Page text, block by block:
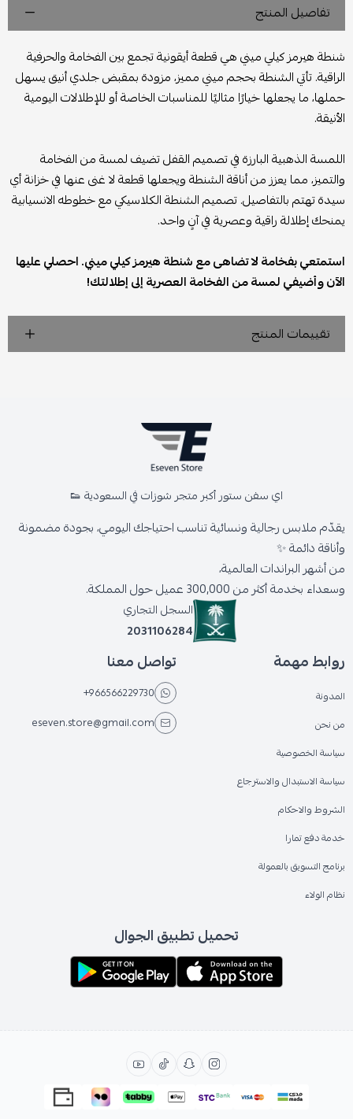
تفاصيل المنتج
شنطة هيرمز كيلي ميني هي قطعة أيقونية تجمع بين الفخامة والحرفية
الراقية. تأتي الشنطة بحجم ميني مميز، مزودة بمقبض جلدي أنيق يسهل
حملها، ما يجعلها خيارًا مثاليًا للمناسبات الخاصة أو للإطلالات اليومية
الأنيقة.
اللمسة الذهبية البارزة في تصميم القفل تضيف لمسة من الفخامة
والتميز، مما يعزز من أناقة الشنطة ويجعلها قطعة لا غنى عنها في خزانة أي
سيدة تهتم بالتفاصيل. تصميم الشنطة الكلاسيكي مع خطوطه الانسيابية
يمنحك إطلالة راقية وعصرية في آنٍ واحد.
استمتعي بفخامة لا تضاهى مع شنطة هيرمز كيلي ميني. احصلي عليها
الآن وأضيفي لمسة من الفخامة العصرية إلى إطلالتك!
تقييمات المنتج
اي سفن ستور أكبر متجر شوزات في السعودية 👟
يقدّم ملابس رجالية ونسائية تناسب احتياجك اليومي، بجودة مضمونة
وأناقة دائمة ✨
من أشهر البراندات العالمية،
وسعداء بخدمة أكثر من 300,000 عميل حول المملكة.
السجل التجاري
2031106284
روابط مهمة
المدونة
من نحن
سياسة الخصوصية
سياسة الاستبدال والاسترجاع
الشروط والاحكام
خدمة دفع تمارا
برنامج التسويق بالعمولة
نظام الولاء
تواصل معنا
+966566229730
eseven.store@gmail.com
تحميل تطبيق الجوال